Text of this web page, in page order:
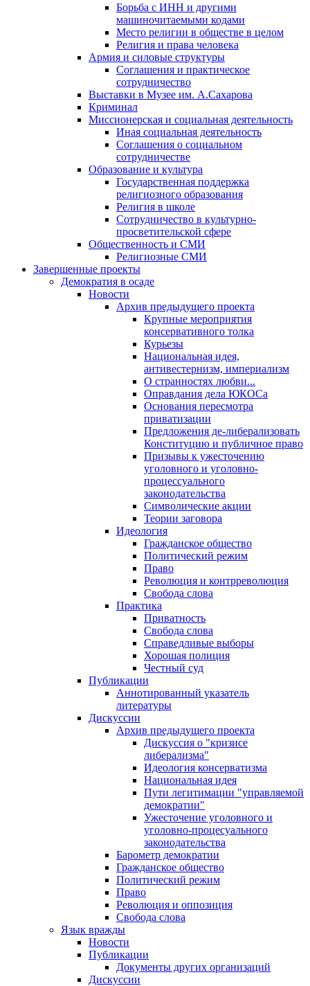
Борьба с ИНН и другими
машиночитаемыми кодами
Место религии в обществе в целом
Религия и права человека
Армия и силовые структуры
Соглашения и практическое
сотрудничество
Выставки в Музее им. А.Сахарова
Криминал
Миссионерская и социальная деятельность
Иная социальная деятельность
Соглашения о социальном
сотрудничестве
Образование и культура
Государственная поддержка
религиозного образования
Религия в школе
Сотрудничество в культурно-
просветительской сфере
Общественность и СМИ
Религиозные СМИ
Завершенные проекты
Демократия в осаде
Новости
Архив предыдущего проекта
Крупные мероприятия
консервативного толка
Курьезы
Национальная идея,
антивестернизм, империализм
О странностях любви...
Оправдания дела ЮКОСа
Основания пересмотра
приватизации
Предложения де-либерализовать
Конституцию и публичное право
Призывы к ужесточению
уголовного и уголовно-
процессуального
законодательства
Символические акции
Теории заговора
Идеология
Гражданское общество
Политический режим
Право
Революция и контрреволюция
Свобода слова
Практика
Приватность
Свобода слова
Справедливые выборы
Хорошая полиция
Честный суд
Публикации
Аннотированный указатель
литературы
Дискуссии
Архив предыдущего проекта
Дискуссия о "кризисе
либерализма"
Идеология консерватизма
Национальная идея
Пути легитимации "управляемой
демократии"
Ужесточение уголовного и
уголовно-процесуального
законодательства
Барометр демократии
Гражданское общество
Политический режим
Право
Революция и оппозиция
Свобода слова
Язык вражды
Новости
Публикации
Документы других организаций
Дискуссии